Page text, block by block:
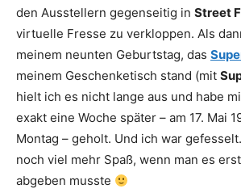
den Ausstellern gegenseitig in Street
virtuelle Fresse zu verkloppen. Als
meinem neunten Geburtstag, das
meinem Geschenketisch stand (mit
hielt ich es nicht lange aus und habe
exakt eine Woche später – am 17. Mai
Montag – geholt. Und ich war
noch viel mehr Spaß, wenn man es
abgeben musste